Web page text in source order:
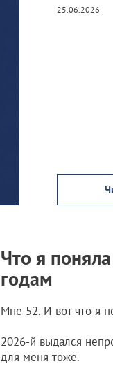
25.06.2026
Что я
годам
Мне 52. И вот что я
2026-й выдался
для меня тоже.